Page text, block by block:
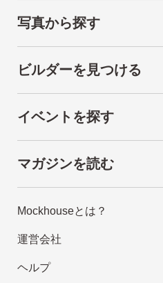
写真から探す
ビルダーを見つける
イベントを探す
マガジンを読む
Mockhouseとは？
運営会社
ヘルプ